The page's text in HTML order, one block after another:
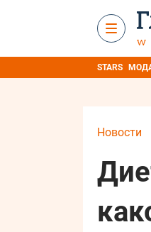
STARS
Новости